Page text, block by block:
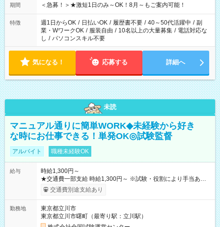
げるお仕事も！ ご希望のお時間に合わせてご紹介！ ※シフトは
ください！
期間 ＜急募！＞★激短1日のみ～OK！8月～もご案内可能！
特徴 週1日からOK / 日払いOK / 履歴書不要 / 40～50代活躍中 / 副
業・WワークOK / 服装自由 / 10名以上の大量募集 / 電話対応な
し / パソコンスキル不要
気になる！ 応募する 詳細へ
未読
マニュアル通りに簡単WORK◆未経験から好き
な時にお仕事できる！単発OK◎試験監督
アルバイト 職種未経験OK
給与
時給1,300円～
★交通費一部支給 時給1,300円～ ※試験・役割により手当あり
※勤務回数により昇給あり 【即給（前払い）オプションあ
り！】 希望される場合、勤務から1週間ほどで給与の一部を受け
例】 ・河合塾模擬試験 8:30～17:30（休憩1時間） 時給1,300円
×8時間＝日収10,400円＋交通費 ※当日の役割により時給＋100
交通費別途支給あり
勤務地
東京都立川市
東京都立川市曙町（最寄り駅：立川駅）